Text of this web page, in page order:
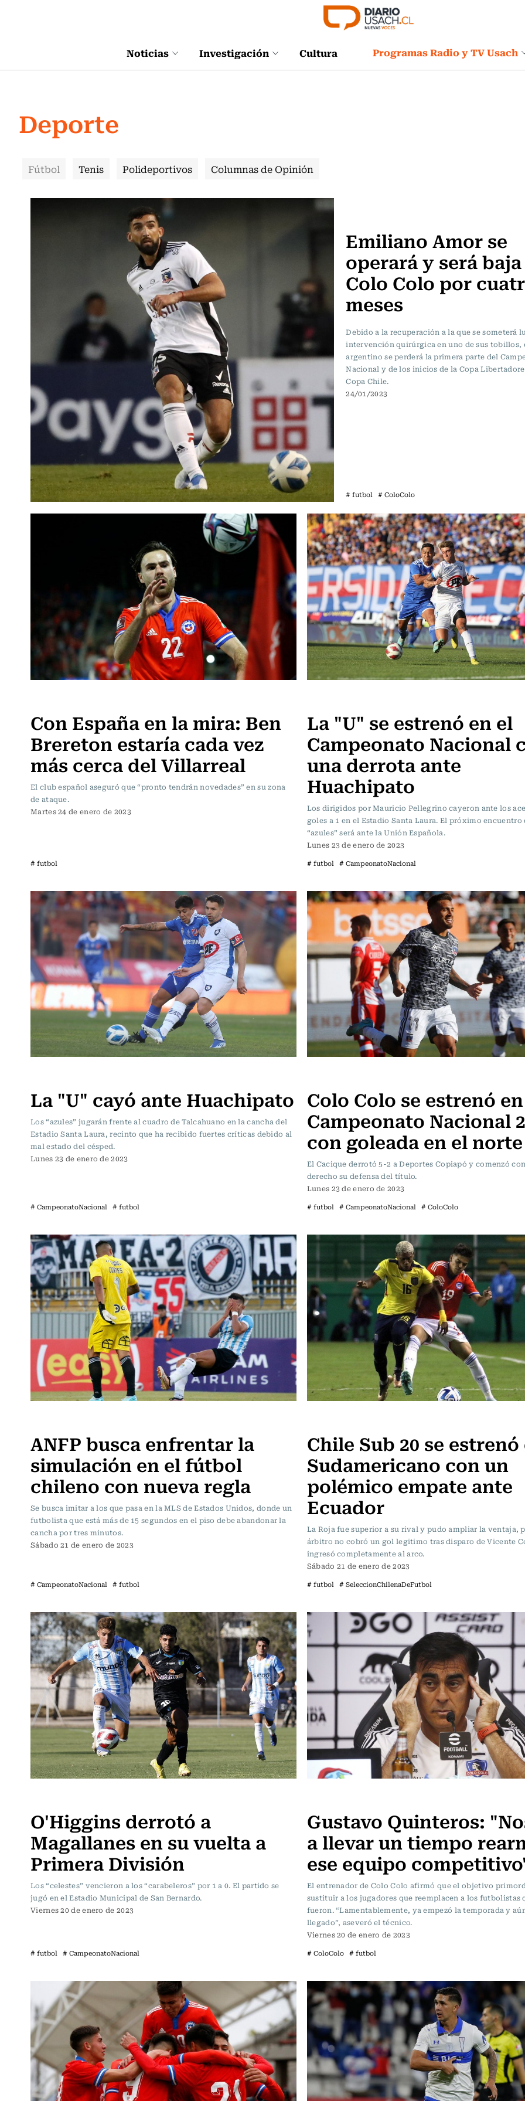
Noticias Investigación Cultura Programas Radio y TV Usach
Deporte
Fútbol Tenis Polideportivos Columnas de Opinión
Emiliano Amor se
operará y será
Colo Colo por
meses
Debido a la recuperación a la que se someterá
intervención quirúrgica en uno de sus tobillos,
argentino se perderá la primera parte del
Nacional y de los inicios de la Copa
Copa Chile.
24/01/2023
# futbol # ColoColo
Con España en la mira: Ben
Brereton estaría cada vez
más cerca del Villarreal
El club español aseguró que “pronto tendrán novedades” en su zona
de ataque.
Martes 24 de enero de 2023
# futbol
La "U" se estrenó en el
Campeonato Nacional
una derrota ante
Huachipato
Los dirigidos por Mauricio Pellegrino cayeron ante los
goles a 1 en el Estadio Santa Laura. El próximo encuentro
“azules” será ante la Unión Española.
Lunes 23 de enero de 2023
# futbol # CampeonatoNacional
La "U" cayó ante Huachipato
Los “azules” jugarán frente al cuadro de Talcahuano en la cancha del
Estadio Santa Laura, recinto que ha recibido fuertes críticas debido al
mal estado del césped.
Lunes 23 de enero de 2023
# CampeonatoNacional # futbol
Colo Colo se estrenó
Campeonato Nacional
con goleada en el norte
El Cacique derrotó 5-2 a Deportes Copiapó y comenzó
derecho su defensa del título.
Lunes 23 de enero de 2023
# futbol # CampeonatoNacional # ColoColo
ANFP busca enfrentar la
simulación en el fútbol
chileno con nueva regla
Se busca imitar a los que pasa en la MLS de Estados Unidos, donde un
futbolista que está más de 15 segundos en el piso debe abandonar la
cancha por tres minutos.
Sábado 21 de enero de 2023
# CampeonatoNacional # futbol
Chile Sub 20 se
Sudamericano con un
polémico empate ante
Ecuador
La Roja fue superior a su rival y pudo ampliar la ventaja,
árbitro no cobró un gol legitimo tras disparo de Vicente
ingresó completamente al arco.
Sábado 21 de enero de 2023
# futbol # SeleccionChilenaDeFutbol
O'Higgins derrotó a
Magallanes en su vuelta a
Primera División
Los “celestes” vencieron a los “carabeleros” por 1 a 0. El partido se
jugó en el Estadio Municipal de San Bernardo.
Viernes 20 de enero de 2023
# futbol # CampeonatoNacional
Gustavo Quinteros:
a llevar un tiempo
ese equipo
El entrenador de Colo Colo afirmó que el objetivo
sustituir a los jugadores que reemplacen a los futbolistas
fueron. “Lamentablemente, ya empezó la temporada y
llegado”, aseveró el técnico.
Viernes 20 de enero de 2023
# ColoColo # futbol